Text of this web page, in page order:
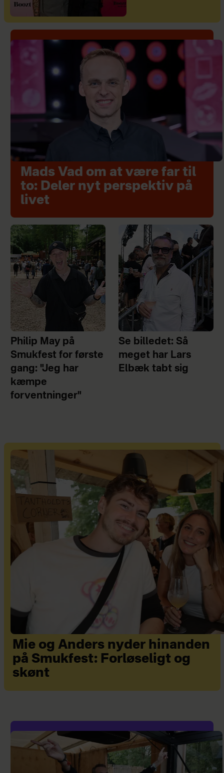
Mads Vad om at være far til
to: Deler nyt perspektiv på
livet
Philip May på
Smukfest for første
gang: "Jeg har
kæmpe
forventninger"
Se billedet: Så
meget har Lars
Elbæk tabt sig
Mie og Anders nyder hinanden
på Smukfest: Forløseligt og
skønt